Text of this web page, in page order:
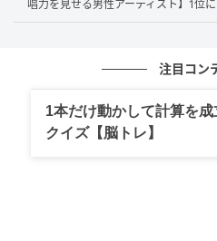
知的で落ち着いた雰囲気があり
性）
唱力を見せる男性アーティスト】1位
注目コン
1本だけ動かして計算を
クイズ【脳トレ】